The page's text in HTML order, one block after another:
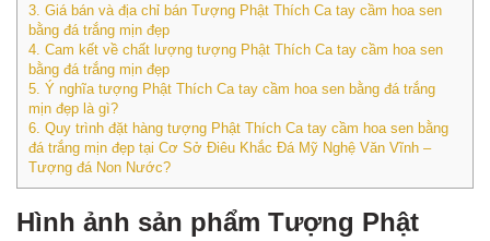
3. Giá bán và địa chỉ bán Tượng Phật Thích Ca tay cầm hoa sen
bằng đá trắng mịn đẹp
4. Cam kết về chất lượng tượng Phật Thích Ca tay cầm hoa sen
bằng đá trắng mịn đẹp
5. Ý nghĩa tượng Phật Thích Ca tay cầm hoa sen bằng đá trắng
mịn đẹp là gì?
6. Quy trình đặt hàng tượng Phật Thích Ca tay cầm hoa sen bằng
đá trắng mịn đẹp tại Cơ Sở Điêu Khắc Đá Mỹ Nghệ Văn Vĩnh –
Tượng đá Non Nước?
Hình ảnh sản phẩm Tượng Phật